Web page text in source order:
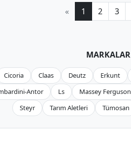
« 1 2 3
MARKALAR
Cicoria Claas Deutz Erkunt
Antor Ls Massey Ferguson
Steyr
Tarım Aletleri Tümosan